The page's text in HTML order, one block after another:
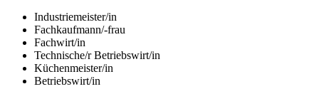
Industriemeister/in
Fachkaufmann/-frau
Fachwirt/in
Technische/r Betriebswirt/in
Küchenmeister/in
Betriebswirt/in